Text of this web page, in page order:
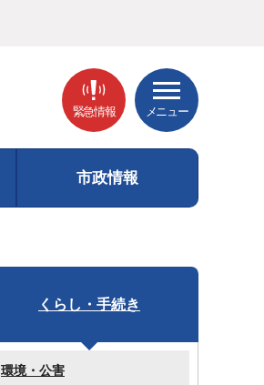
緊急情報 メニュー
市政情報
くらし・手続き
環境・公害